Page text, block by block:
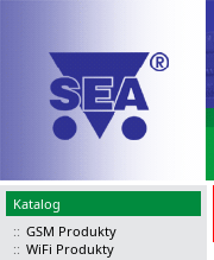
Katalog
:: GSM Produkty
:: WiFi Produkty